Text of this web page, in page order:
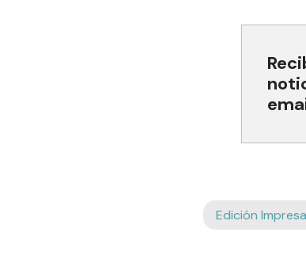
Edición Impresa